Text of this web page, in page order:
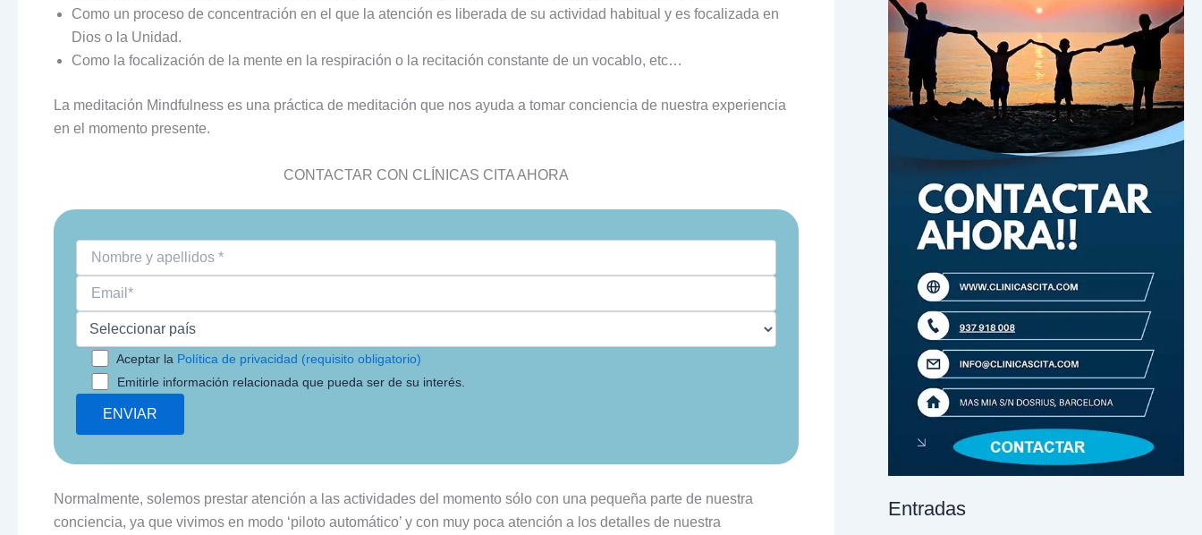
Como un proceso de concentración en el que la atención es liberada de su actividad habitual y es focalizada en
Dios o la Unidad.
Como la focalización de la mente en la respiración o la recitación constante de un vocablo, etc…
La meditación Mindfulness es una práctica de meditación que nos ayuda a tomar conciencia de nuestra experiencia
en el momento presente.
CONTACTAR CON CLÍNICAS CITA AHORA
Aceptar la Política de privacidad (requisito obligatorio)
Emitirle información relacionada que pueda ser de su interés.
Normalmente, solemos prestar atención a las actividades del momento sólo con una pequeña parte de nuestra
conciencia, ya que vivimos en modo ‘piloto automático’ y con muy poca atención a los detalles de nuestra
Entradas